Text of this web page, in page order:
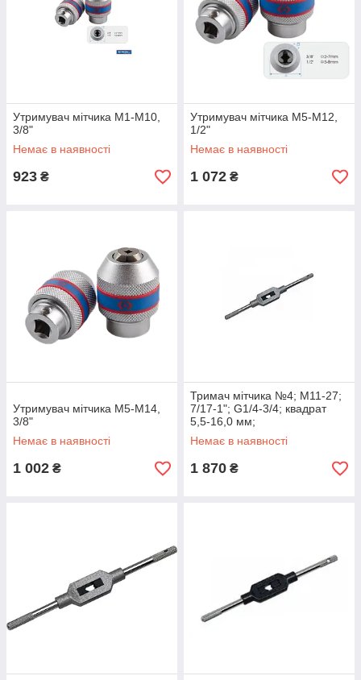
Утримувач мітчика М1-М10,
3/8"
Немає в наявності
923 ₴
Утримувач мітчика М5-М12,
1/2"
Немає в наявності
1 072 ₴
Утримувач мітчика М5-М14,
3/8"
Немає в наявності
1 002 ₴
Тримач мітчика №4; М11-27;
7/17-1"; G1/4-3/4; квадрат
5,5-16,0 мм;
Немає в наявності
1 870 ₴